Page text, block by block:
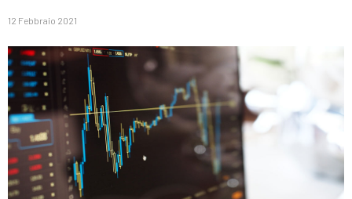
12 Febbraio 2021